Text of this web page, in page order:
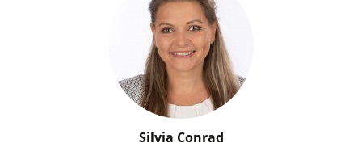
Silvia Conrad